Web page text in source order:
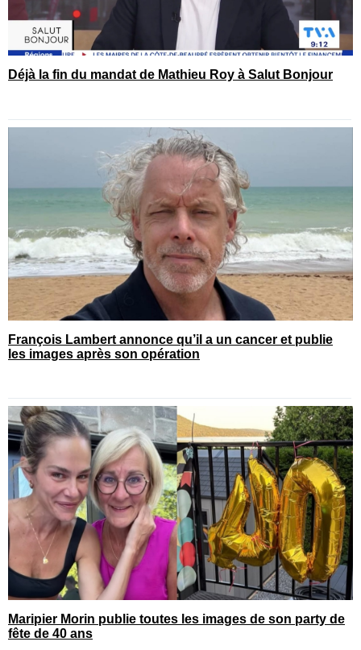
Déjà la fin du mandat de Mathieu Roy à Salut Bonjour
François Lambert annonce qu’il a un cancer et publie
les images après son opération
Maripier Morin publie toutes les images de son party de
fête de 40 ans